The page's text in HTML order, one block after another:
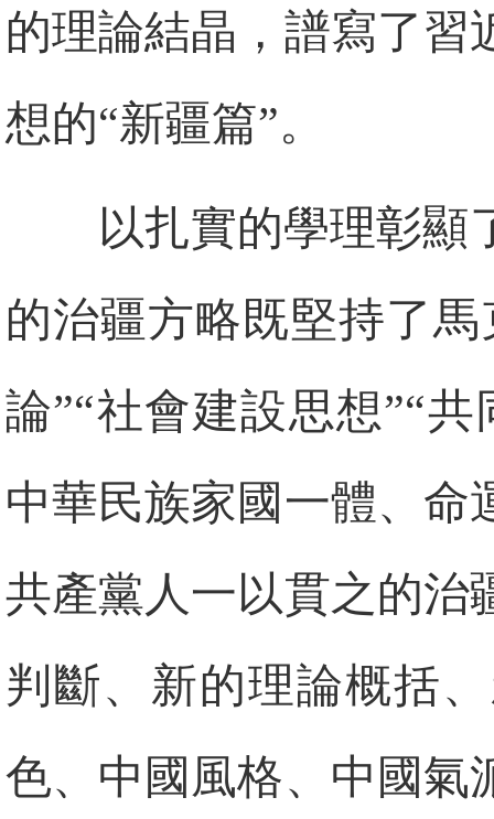
的理論結晶，譜寫了習
想的“新疆篇”。
以扎實的學理彰顯
的治疆方略既堅持了
論”“社會建設思想”“
中華民族家國一體、命
共產黨人一以貫之的治
判斷、新的理論概括
色、中國風格、中國氣